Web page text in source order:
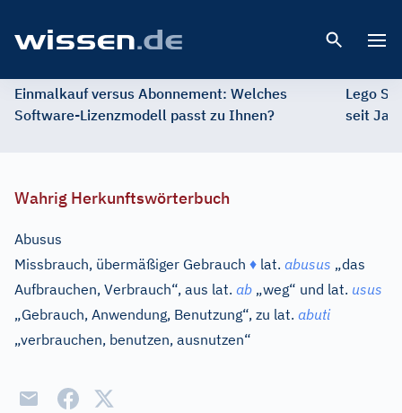
Einmalkauf versus Abonnement: Welches
Software-Lizenzmodell passt zu Ihnen?
Lego
seit
Wahrig Herkunftswörterbuch
Abusus
Missbrauch, übermäßiger Gebrauch ♦ lat. abusus „das
Aufbrauchen, Verbrauch“, aus lat. ab „weg“ und lat. usus
„Gebrauch, Anwendung, Benutzung“, zu lat. abuti
„verbrauchen, benutzen, ausnutzen“